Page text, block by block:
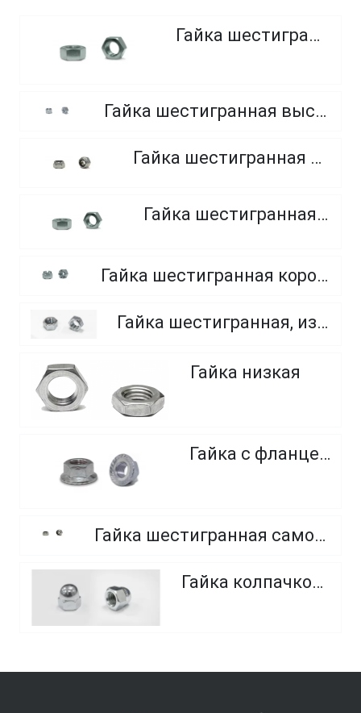
Гайка шестигранная
Гайка шестигранная высокопрочная, класс прочности 8.0, 10.0 и 12.0
Гайка шестигранная самоконтрящаяся
Гайка шестигранная, мелкий шаг
Гайка шестигранная корончатая прорезная, класс прочности 6.0, 8.0 и 10.0
Гайка шестигранная, из нержавеющей стали A2 и A4
Гайка низкая
Гайка с фланцем
Гайка шестигранная самоконтрящаяся, с нейлоновым кольцом, из нержавеющей стали
Гайка колпачковая